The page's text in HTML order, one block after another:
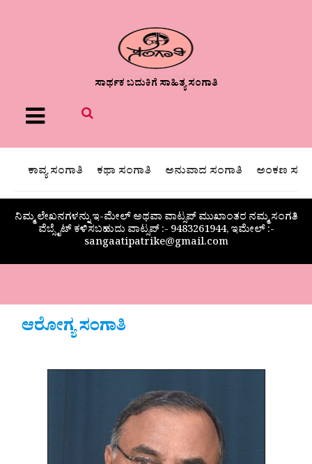
ಸಾರ್ಥಕ ಬದುಕಿಗೆ ಸಾಹಿತ್ಯ ಸಂಗಾತಿ
Menu
ಕಾವ್ಯ ಸಂಗಾತಿ ಕಥಾ ಸಂಗಾತಿ ಅನುವಾದ ಸಂಗಾತಿ ಅಂಕಣ
ನಿಮ್ಮ ಲೇಖನಗಳನ್ನು ಇ-ಮೇಲ್ ಅಥವಾ ವಾಟ್ಸಪ್ ಮುಖಾಂತರ ನಮ್ಮ ಸಂಗತಿ
ವೆಬ್ಸೈಟ್ ಕಳಿಸಬಹುದು ವಾಟ್ಸಪ್‌ :- 9483261944, ಇಮೇಲ್ :-
sangaatipatrike@gmail.com
ಆರೋಗ್ಯ ಸಂಗಾತಿ